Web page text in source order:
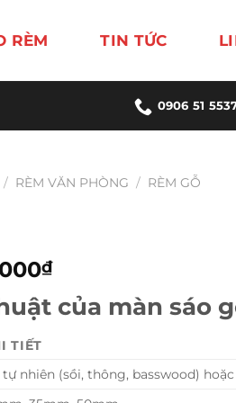
RÈM TIN TỨC
0906 51
/ RÈM VĂN PHÒNG / RÈM GỖ
₫Giá
hiện
tại
của màn sáo
TIẾT
tự nhiên (sồi, thông, basswood)